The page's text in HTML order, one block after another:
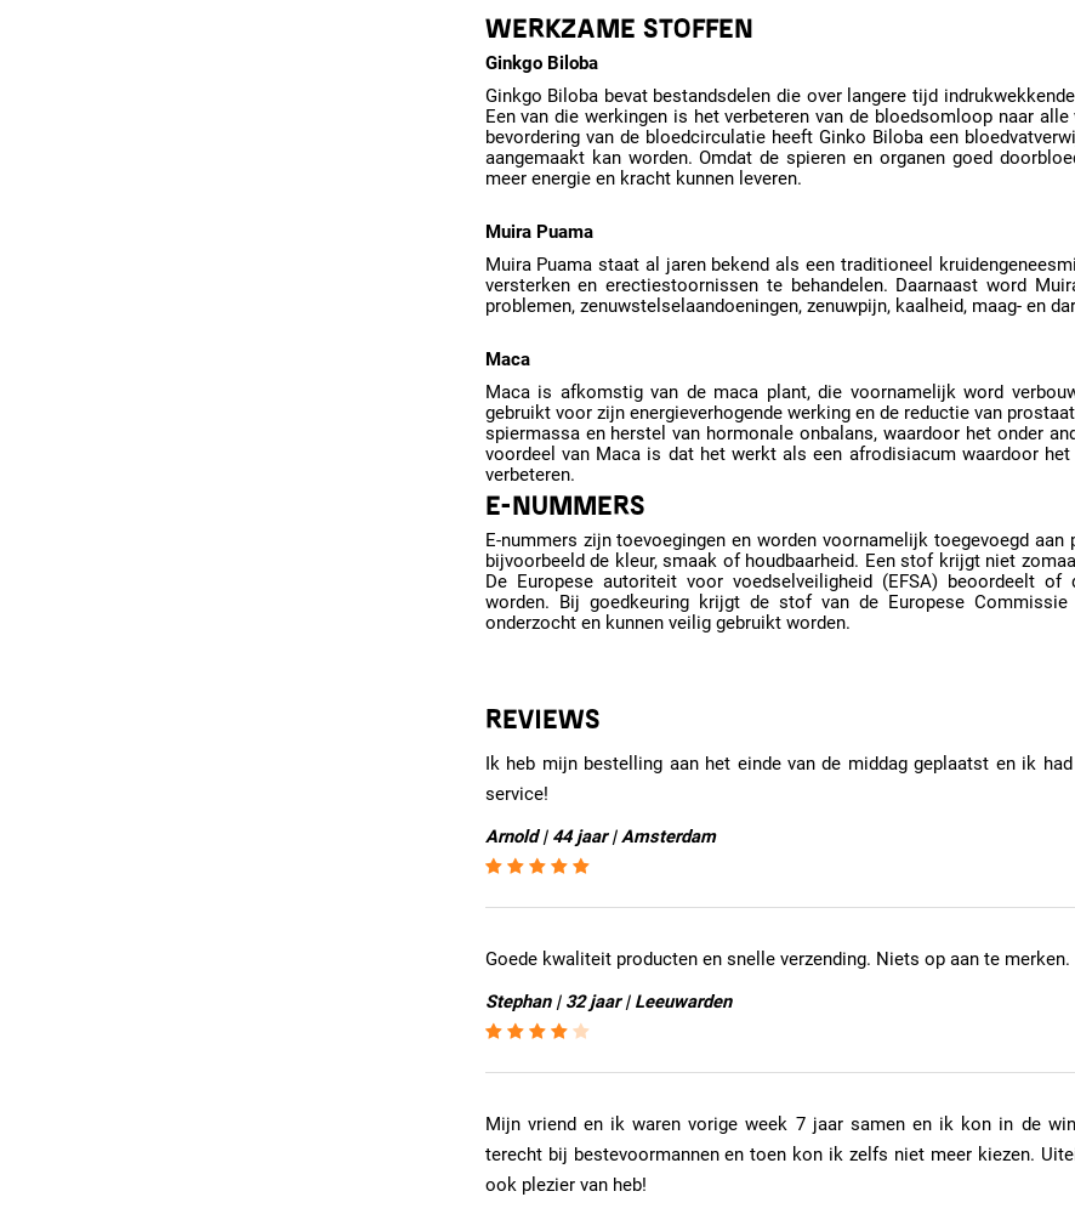
WERKZAME STOFFEN
Ginkgo Biloba
Ginkgo Biloba bevat bestandsdelen die over langere tijd
Een van die werkingen is het verbeteren van de bloedsomloop naar
bevordering van de bloedcirculatie heeft Ginko Biloba een
aangemaakt kan worden. Omdat de spieren en organen goed
meer energie en kracht kunnen leveren.
Muira Puama
Muira Puama staat al jaren bekend als een traditioneel
versterken en erectiestoornissen te behandelen. Daarnaast word
problemen, zenuwstelselaandoeningen, zenuwpijn, kaalheid, maag- en
Maca
Maca is afkomstig van de maca plant, die voornamelijk word
gebruikt voor zijn energieverhogende werking en de reductie van
spiermassa en herstel van hormonale onbalans, waardoor het onder
voordeel van Maca is dat het werkt als een afrodisiacum waardoor
verbeteren.
E-NUMMERS
E-nummers zijn toevoegingen en worden voornamelijk toegevoegd
bijvoorbeeld de kleur, smaak of houdbaarheid. Een stof krijgt niet
De Europese autoriteit voor voedselveiligheid (EFSA) beoordeelt
worden. Bij goedkeuring krijgt de stof van de Europese
onderzocht en kunnen veilig gebruikt worden.
REVIEWS
Ik heb mijn bestelling aan het einde van de middag geplaatst en ik
service!
Arnold | 44 jaar | Amsterdam
Goede kwaliteit producten en snelle verzending. Niets op aan te merken.
Stephan | 32 jaar | Leeuwarden
Mijn vriend en ik waren vorige week 7 jaar samen en ik kon in de
terecht bij bestevoormannen en toen kon ik zelfs niet meer kiezen.
ook plezier van heb!